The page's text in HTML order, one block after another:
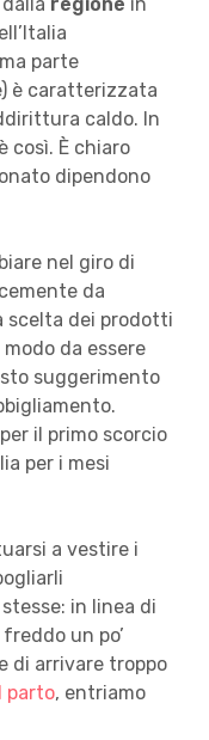
parte
è caratterizzata
caldo. In
così. È chiaro
dipendono
nel giro di
da
scelta dei prodotti
modo da essere
suggerimento
il primo scorcio
per i mesi
a vestire i
in linea di
un po’
di arrivare troppo
parto, entriamo